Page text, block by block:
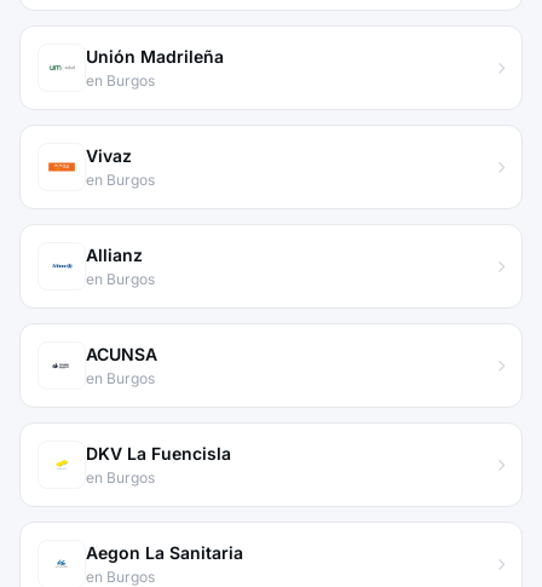
Unión Madrileña
en Burgos
Vivaz
en Burgos
Allianz
en Burgos
ACUNSA
en Burgos
DKV La Fuencisla
en Burgos
Aegon La Sanitaria
en Burgos